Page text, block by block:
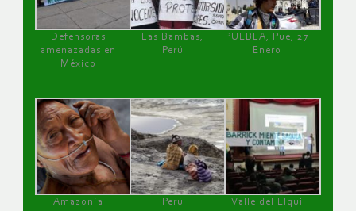
Defensoras
amenazadas en
México
Las Bambas,
Perú
PUEBLA, Pue, 27
Enero
Amazonía
Perú
Valle del Elqui